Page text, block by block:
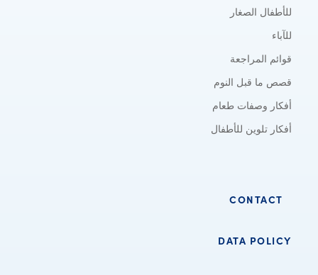
للأطفال الصغار
للآباء
قوائم المراجعة
قصص ما قبل النوم
أفكار وصفات طعام
أفكار تلوين للأطفال
CONTACT
DATA POLICY